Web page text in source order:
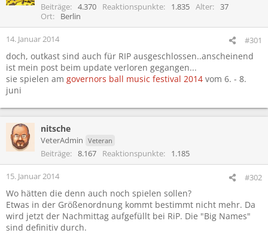
Beiträge
4.370 Reaktionspunkte 1.835 Alter
37
Ort
Berlin
14. Januar 2014 #301
doch, outkast sind auch für RIP ausgeschlossen..anscheinend
ist mein post beim update verloren gegangen...
sie spielen am governors ball music festival 2014 vom 6. - 8.
juni
nitsche
VeterAdmin Veteran
Beiträge 8.167 Reaktionspunkte 1.185
15. Januar 2014 #302
Wo hätten die denn auch noch spielen sollen?
Etwas in der Größenordnung kommt bestimmt nicht mehr. Da
wird jetzt der Nachmittag aufgefüllt bei RiP. Die "Big Names"
sind definitiv durch.